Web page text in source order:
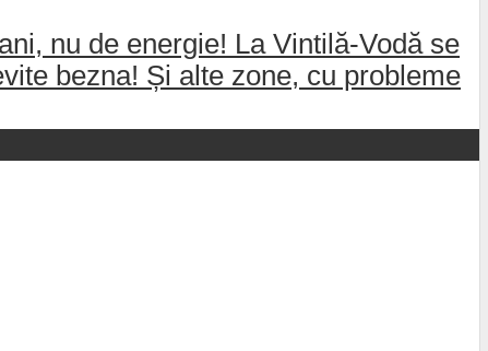
nu de energie! La Vintilă-Vodă se
bezna! Și alte zone, cu probleme